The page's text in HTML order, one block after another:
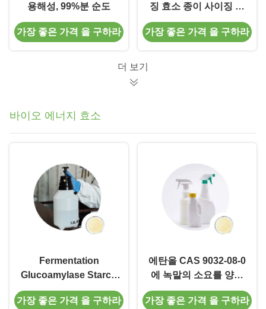
용해성, 99%분 순도
가장 좋은 가격 을 구하라
징 효소 종이 사이징 필
요에 대한 친환경 솔루
션
가장 좋은 가격 을 구하라
더 보기
바이오 에너지 효소
Fermentation
Glucoamylase Starch
Hydrolysis
Carbohydrate Alcohol
가장 좋은 가격 을 구하라
에탄올 CAS 9032-08-0
에 녹말의 소요를 양조
하는 효소 글루코아밀라
제
가장 좋은 가격 을 구하라